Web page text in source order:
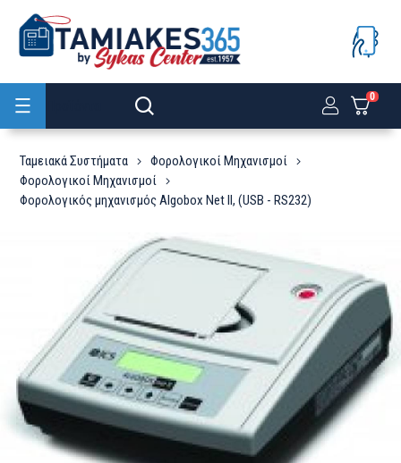
0
Ταμειακά Συστήματα
Φορολογικοί Μηχανισμοί
Φορολογικοί Μηχανισμοί
Φορολογικός μηχανισμός Algobox Net II, (USB - RS232)